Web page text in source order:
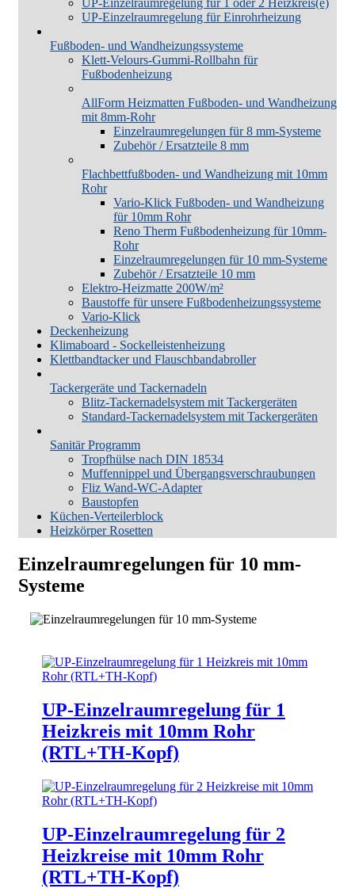
UP-Einzelraumregelung für 1 oder 2 Heizkreis(e)
UP-Einzelraumregelung für Einrohrheizung
Fußboden- und Wandheizungssysteme
Klett-Velours-Gummi-Rollbahn für
Fußbodenheizung
AllForm Heizmatten Fußboden- und Wandheizung
mit 8mm-Rohr
Einzelraumregelungen für 8 mm-Systeme
Zubehör / Ersatzteile 8 mm
Flachbettfußboden- und Wandheizung mit 10mm
Rohr
Vario-Klick Fußboden- und Wandheizung
für 10mm Rohr
Reno Therm Fußbodenheizung für 10mm-
Rohr
Einzelraumregelungen für 10 mm-Systeme
Zubehör / Ersatzteile 10 mm
Elektro-Heizmatte 200W/m²
Baustoffe für unsere Fußbodenheizungssysteme
Vario-Klick
Deckenheizung
Klimaboard - Sockelleistenheizung
Klettbandtacker und Flauschbandabroller
Tackergeräte und Tackernadeln
Blitz-Tackernadelsystem mit Tackergeräten
Standard-Tackernadelsystem mit Tackergeräten
Sanitär Programm
Tropfhülse nach DIN 18534
Muffennippel und Übergangsverschraubungen
Fliz Wand-WC-Adapter
Baustopfen
Küchen-Verteilerblock
Heizkörper Rosetten
Einzelraumregelungen für 10 mm-
Systeme
UP-Einzelraumregelung für 1
Heizkreis mit 10mm Rohr
(RTL+TH-Kopf)
UP-Einzelraumregelung für 2
Heizkreise mit 10mm Rohr
(RTL+TH-Kopf)